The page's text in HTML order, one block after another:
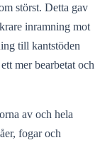
störst. Detta gav
inramning mot
till kantstöden
mer bearbetat och
av och hela
fogar och